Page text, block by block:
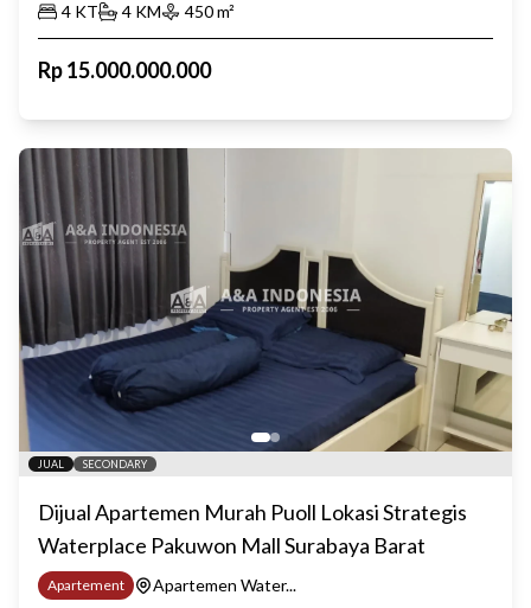
4 KT 4 KM 450m²
Rp15.000.000.000
JUAL SECONDARY
Dijual Apartemen Murah Puoll Lokasi Strategis
Waterplace Pakuwon Mall Surabaya Barat
Apartement
Apartemen Water...